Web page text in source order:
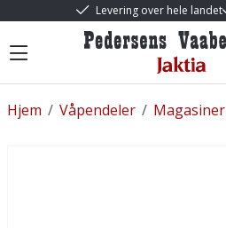
Levering over hele landet
/
Hjem /
Våpendeler Magasiner